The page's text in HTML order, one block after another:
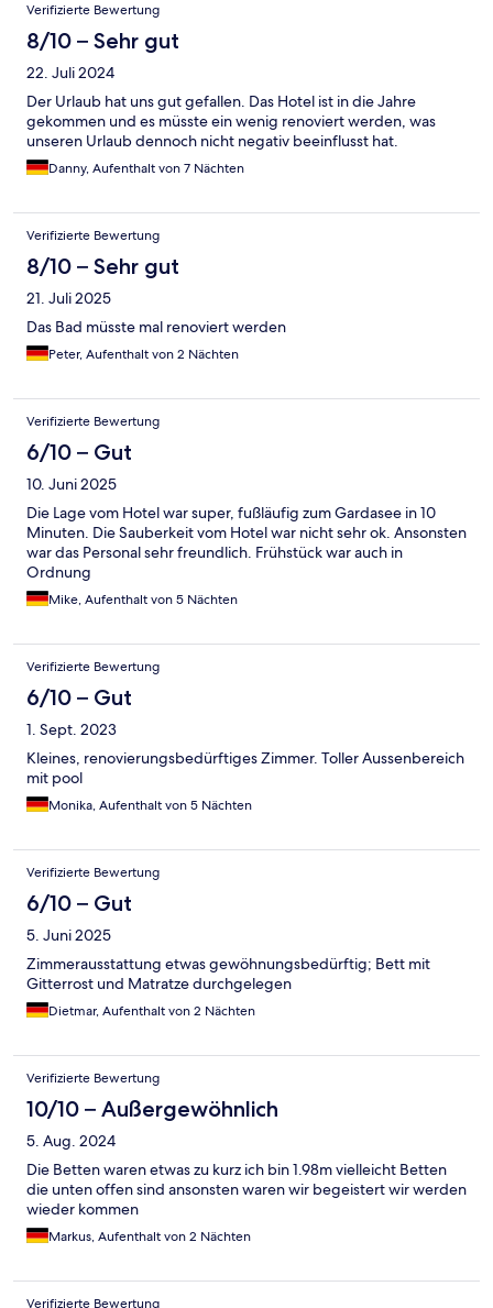
Verifizierte Bewertung
8/10 – Sehr gut
22. Juli 2024
Der Urlaub hat uns gut gefallen. Das Hotel ist in die Jahre
gekommen und es müsste ein wenig renoviert werden, was
unseren Urlaub dennoch nicht negativ beeinflusst hat.
Danny, Aufenthalt von 7 Nächten
Verifizierte Bewertung
8/10 – Sehr gut
21. Juli 2025
Das Bad müsste mal renoviert werden
Peter, Aufenthalt von 2 Nächten
Verifizierte Bewertung
6/10 – Gut
10. Juni 2025
Die Lage vom Hotel war super, fußläufig zum Gardasee in 10
Minuten. Die Sauberkeit vom Hotel war nicht sehr ok. Ansonsten
war das Personal sehr freundlich. Frühstück war auch in
Ordnung
Mike, Aufenthalt von 5 Nächten
Verifizierte Bewertung
6/10 – Gut
1. Sept. 2023
Kleines, renovierungsbedürftiges Zimmer. Toller Aussenbereich
mit pool
Monika, Aufenthalt von 5 Nächten
Verifizierte Bewertung
6/10 – Gut
5. Juni 2025
Zimmerausstattung etwas gewöhnungsbedürftig; Bett mit
Gitterrost und Matratze durchgelegen
Dietmar, Aufenthalt von 2 Nächten
Verifizierte Bewertung
10/10 – Außergewöhnlich
5. Aug. 2024
Die Betten waren etwas zu kurz ich bin 1.98m vielleicht Betten
die unten offen sind ansonsten waren wir begeistert wir werden
wieder kommen
Markus, Aufenthalt von 2 Nächten
Verifizierte Bewertung